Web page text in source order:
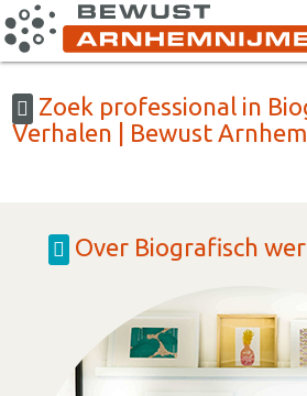
Zoek professional in
Verhalen | Bewust
Over Biografisch